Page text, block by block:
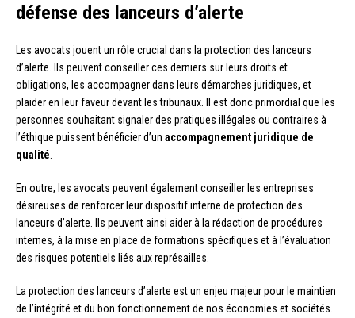
défense des lanceurs d’alerte
Les avocats jouent un rôle crucial dans la protection des lanceurs
d’alerte. Ils peuvent conseiller ces derniers sur leurs droits et
obligations, les accompagner dans leurs démarches juridiques, et
plaider en leur faveur devant les tribunaux. Il est donc primordial que les
personnes souhaitant signaler des pratiques illégales ou contraires à
l’éthique puissent bénéficier d’un accompagnement juridique de
qualité
En outre, les avocats peuvent également conseiller les entreprises
désireuses de renforcer leur dispositif interne de protection des
lanceurs d’alerte. Ils peuvent ainsi aider à la rédaction de procédures
internes, à la mise en place de formations spécifiques et à l’évaluation
des risques potentiels liés aux représailles.
La protection des lanceurs d’alerte est un enjeu majeur pour le maintien
de l’intégrité et du bon fonctionnement de nos économies et sociétés.